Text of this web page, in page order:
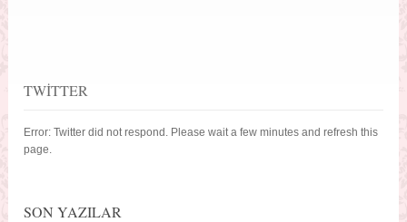
TWITTER
Error: Twitter did not respond. Please wait a few minutes and refresh this
page.
SON YAZILAR